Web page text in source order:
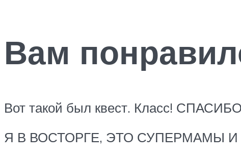
Вам
Вот такой был квест. Класс!
Я В ВОСТОРГЕ, ЭТО СУПЕРМАМЫ